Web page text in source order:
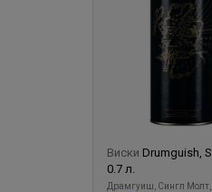
Виски Drumguish,
0.7 л.
Драмгуиш, Сингл Молт,